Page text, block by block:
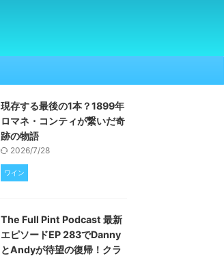
現存する最後の1本？1899年
ロマネ・コンティが繋いだ奇
跡の物語
2026/7/28
ワイン
The Full Pint Podcast 最新
エピソードEP 283でDanny
とAndyが待望の復帰！クラ